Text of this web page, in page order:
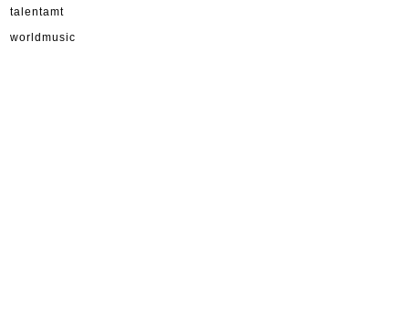
talentamt
worldmusic